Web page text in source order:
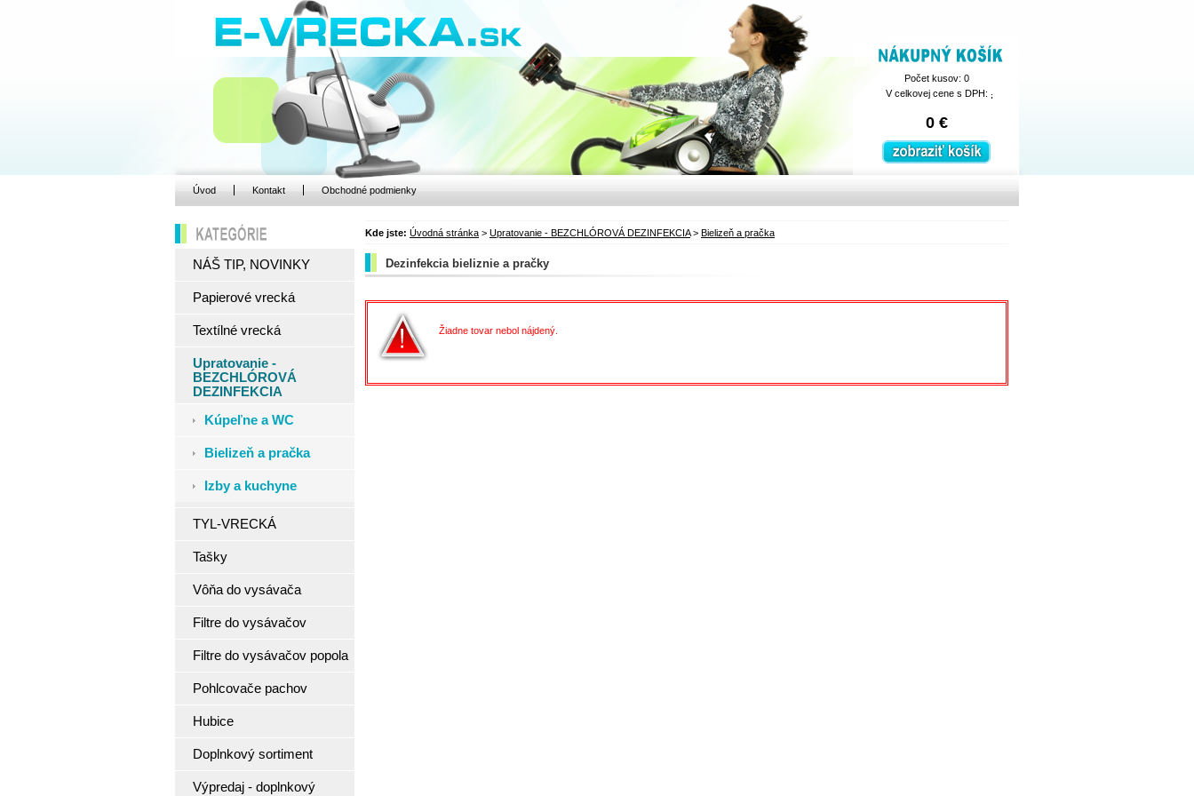
Nákupný košík
Počet kusov: 0
V celkovej cene s DPH:
0€
Úvod Kontakt Obchodné podmienky
Kde jste: Úvodná stránka > Upratovanie - BEZCHLÓROVÁ DEZINFEKCIA> Bielizeň a pračka
Dezinfekcia bieliznie a pračky
Žiadne tovar nebol nájdený.
KATEGÓRIE
NÁŠ TIP, NOVINKY
Papierové vrecká
Textílné vrecká
Upratovanie -
BEZCHLÓROVÁ
DEZINFEKCIA
Kúpeľne a WC
Bielizeň a pračka
Izby a kuchyne
TYL-VRECKÁ
Tašky
Vôňa do vysávača
Filtre do vysávačov
Filtre do vysávačov popola
Pohlcovače pachov
Hubice
Doplnkový sortiment
Výpredaj - doplnkový